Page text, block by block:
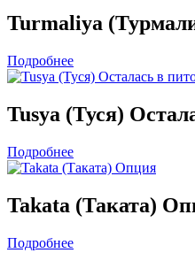
Turmaliya
Подробнее
Tusya (Туся)
Подробнее
Takata (Таката)
Подробнее